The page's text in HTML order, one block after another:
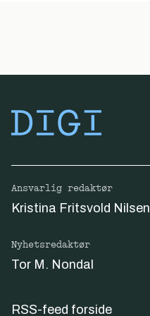
Ansvarlig redaktør
Kristina Fritsvold Nilsen
Nyhetsredaktør
Tor M. Nondal
RSS-feed forside